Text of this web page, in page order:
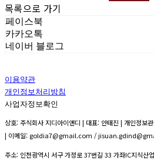
목록으로 가기
페이스북
카카오톡
네이버 블로그
이용약관
개인정보처리방침
사업자정보확인
상호: 주식회사 지디아이앤디 | 대표: 안태진 | 개인정보
| 이메일: goldia7@gmail.com /
주소: 인천광역시 서구 가정로 37번길 33 가좌IC지식산